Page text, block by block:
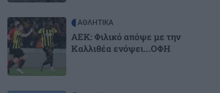
Image ΑΘΛΗΤΙΚΑ
ΑΕΚ: Φιλικό απόψε με την
Καλλιθέα ενόψει...ΟΦΗ